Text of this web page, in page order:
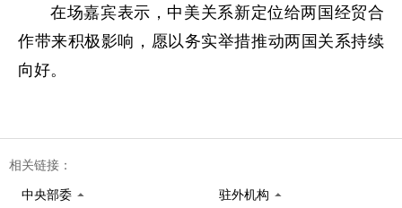
在场嘉宾表示，中美关系新定位给两国经贸合
作带来积极影响，愿以务实举措推动两国关系持续
向好。
相关链接：
中央部委 驻外机构